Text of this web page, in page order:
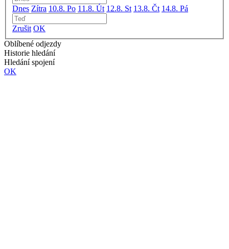
Dnes Zítra 10.8. Po 11.8. Út 12.8. St 13.8. Čt 14.8. Pá
Zrušit OK
Oblíbené odjezdy
Historie hledání
Hledání spojení
OK